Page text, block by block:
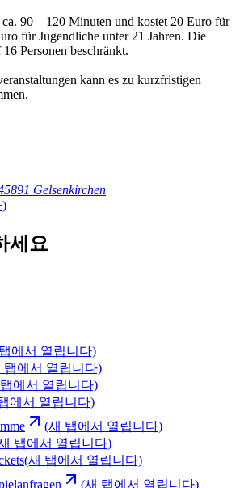
90 – 120 Minuten und kostet 20 Euro für
für Jugendliche unter 21 Jahren. Die
Personen beschränkt.
kann es zu kurzfristigen
Gelsenkirchen
)
세요
에서 열립니다)
탭에서 열립니다)
에서 열립니다)
에서 열립니다)
(새 탭에서 열립니다)
탭에서 열립니다)
(새 탭에서 열립니다)
(새 탭에서 열립니다)